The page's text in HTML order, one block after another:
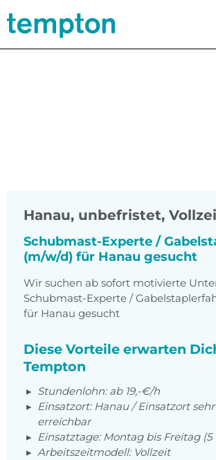
Hanau, unbefristet,
Schubmast-Experte /
(m/w/d) für Hanau gesucht
Wir suchen ab sofort motivierte
Schubmast-Experte /
für Hanau gesucht
Diese Vorteile erwarten
Tempton
Stundenlohn: ab 19,-€/h
Einsatzort: Hanau / Einsatzort
erreichbar
Einsatztage: Montag bis Freitag (5
Arbeitszeitmodell: Vollzeit